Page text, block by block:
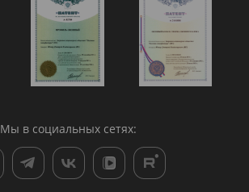
Мы в социальных сетях: